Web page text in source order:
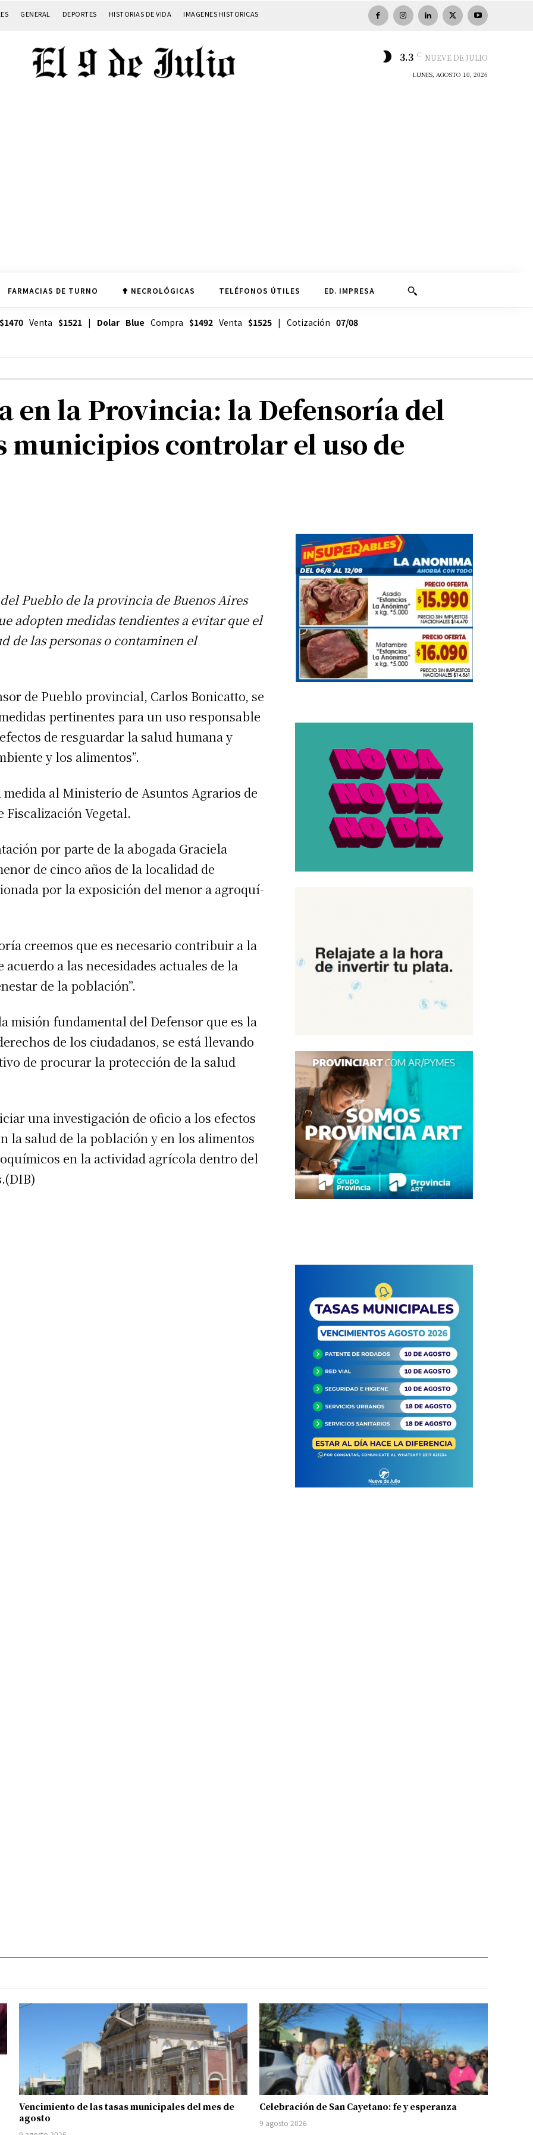
GENERAL DEPORTES HISTORIAS DE VIDA IMAGENES HISTORICAS
3.3 C NUEVE DE JULIO
LUNES, AGOSTO 10, 2026
FARMACIAS DE TURNO ✟ NECROLÓGICAS TELÉFONOS ÚTILES ED. IMPRESA
$1470Venta $1521| Dolar Blue Compra $1492Venta $1525| Cotización 07/08
en la Provincia: la Defensoría del
municipios controlar el uso de
Pueblo de la provincia de Buenos Aires
adopten medidas tendientes a evitar que el
de las personas o contaminen el
de Pueblo provincial, Carlos Bonicatto, se
pertinentes para un uso responsable
de resguardar la salud humana y
y los alimentos”.
al Ministerio de Asuntos Agrarios de
Fiscalización Vegetal.
por parte de la abogada Graciela
de cinco años de la localidad de
por la exposición del menor a agroquí-
creemos que es necesario contribuir a la
a las necesidades actuales de la
de la población”.
misión fundamental del Defensor que es la
de los ciudadanos, se está llevando
de procurar la protección de la salud
una investigación de oficio a los efectos
la salud de la población y en los alimentos
en la actividad agrícola dentro del
Vencimiento de las tasas municipales del mes de
agosto
Celebración de San Cayetano: fe y esperanza
9 agosto 2026